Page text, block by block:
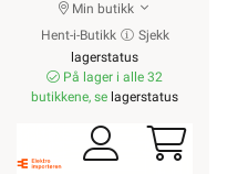
Min butikk
Hent-i-Butikk
Sjekk
lagerstatus
På lager i alle 32
butikkene, se lagerstatus